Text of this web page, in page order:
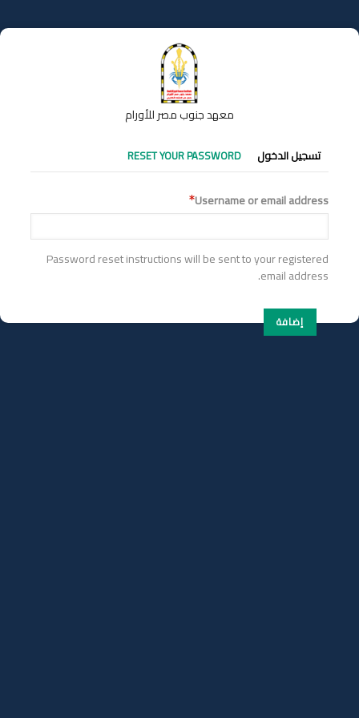
إلى
المحتوى
معهد جنوب مصر للأورام
التبويبات
الأساسية
تسجيل الدخول RESET YOUR PASSWORD
Username or email address
Password reset instructions will be sent to your registered
email address.